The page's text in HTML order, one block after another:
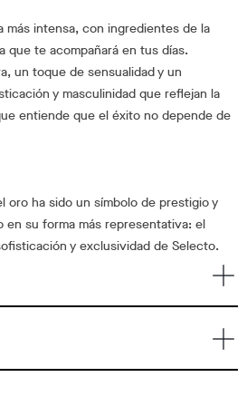
más intensa, con ingredientes de la
que te acompañará en tus días.
un toque de sensualidad y un
y masculinidad que reflejan la
entiende que el éxito no depende de
oro ha sido un símbolo de prestigio y
en su forma más representativa: el
y exclusividad de Selecto.